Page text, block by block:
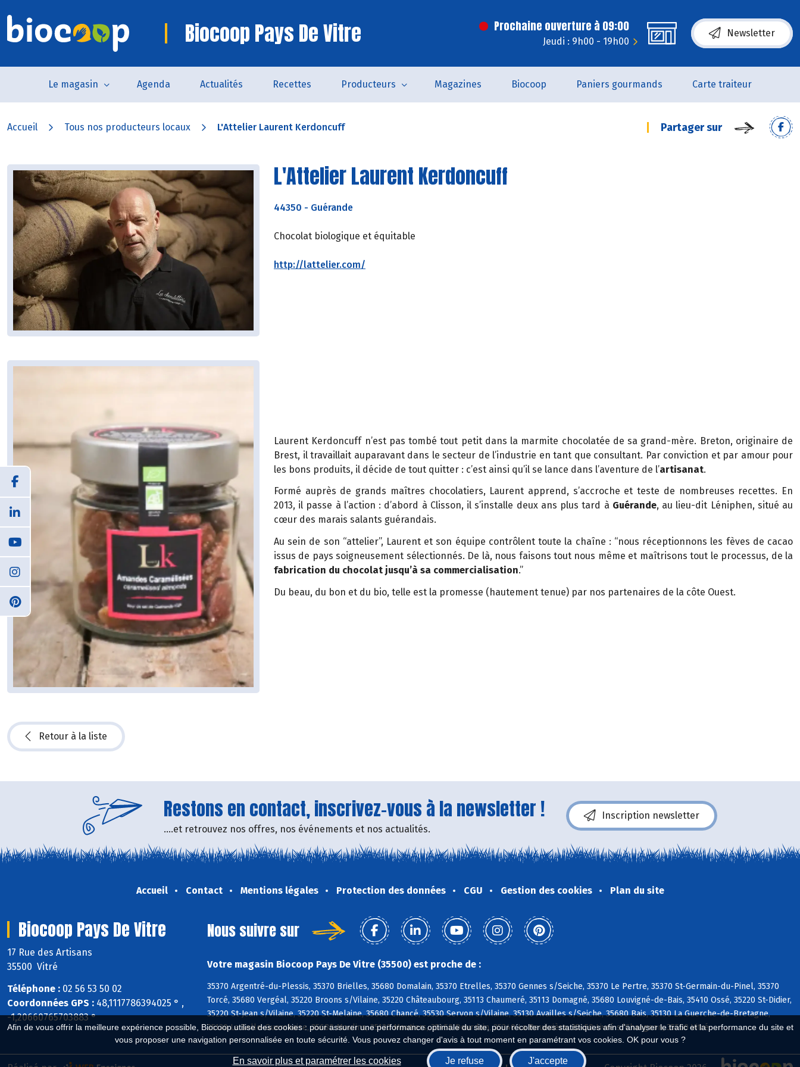
Afin de vous offrir la meilleure expérience possible, Biocoop utilise des cookies : pour assurer une performance optimale du site, pour récolter des statistiques afin d'analyser le trafic et la performance du site et
vous proposer une navigation personnalisée en toute sécurité. Vous pouvez changer d'avis à tout moment en paramétrant vos cookies. OK pour vous ?
En savoir plus et paramétrer les cookies Je refuse J'accepte
Biocoop Pays De Vitre Prochaine ouverture à 09:00
Jeudi : 9h00 - 19h00
Newsletter
Le magasin Agenda Actualités Recettes Producteurs Magazines Biocoop Paniers gourmands Carte traiteur
Accueil Tous nos producteurs locaux L'Attelier Laurent Kerdoncuff Partager sur
L'Attelier Laurent Kerdoncuff
44350 - Guérande
Chocolat biologique et équitable
http://lattelier.com/
Laurent Kerdoncuff n’est pas tombé tout petit dans la marmite chocolatée de sa grand-mère. Breton, originaire de
Brest, il travaillait auparavant dans le secteur de l’industrie en tant que consultant. Par conviction et par amour pour
les bons produits, il décide de tout quitter : c’est ainsi qu’il se lance dans l’aventure de l’artisanat.
Formé auprès de grands maîtres chocolatiers, Laurent apprend, s’accroche et teste de nombreuses recettes. En
2013, il passe à l’action : d’abord à Clisson, il s’installe deux ans plus tard à Guérande, au lieu-dit Léniphen, situé au
cœur des marais salants guérandais.
Au sein de son “attelier”, Laurent et son équipe contrôlent toute la chaîne : “nous réceptionnons les fèves de cacao
issus de pays soigneusement sélectionnés. De là, nous faisons tout nous même et maîtrisons tout le processus, de la
fabrication du chocolat jusqu’à sa commercialisation.”
Du beau, du bon et du bio, telle est la promesse (hautement tenue) par nos partenaires de la côte Ouest.
Retour à la liste
Restons en contact, inscrivez-vous à la newsletter !
....et retrouvez nos offres, nos événements et nos actualités.
Inscription newsletter
Accueil Contact Mentions légales Protection des données CGU Gestion des cookies Plan du site
Biocoop Pays De Vitre
17 Rue des Artisans
35500 Vitré
Téléphone : 02 56 53 50 02
Coordonnées GPS : 48,1117786394025 ° ,
-1,20660765703883 °
Nous suivre sur
Votre magasin Biocoop Pays De Vitre (35500) est proche de :
35370 Argentré-du-Plessis, 35370 Brielles, 35680 Domalain, 35370 Etrelles, 35370 Gennes s/Seiche, 35370 Le Pertre, 35370 St-Germain-du-Pinel, 35370
Torcé, 35680 Vergéal, 35220 Broons s/Vilaine, 35220 Châteaubourg, 35113 Chaumeré, 35113 Domagné, 35680 Louvigné-de-Bais, 35410 Ossé, 35220 St-Didier,
35220 St-Jean s/Vilaine, 35220 St-Melaine, 35680 Chancé, 35530 Servon s/Vilaine, 35130 Availles s/Seiche, 35680 Bais, 35130 La Guerche-de-Bretagne,
35130 La Selle-Guerchaise, 35680 Moulins, 35130 Moutiers, 35450 Dourdain, 35340 La Bouëxière, 35450 Livré s/Changeon, 35500 Vitré